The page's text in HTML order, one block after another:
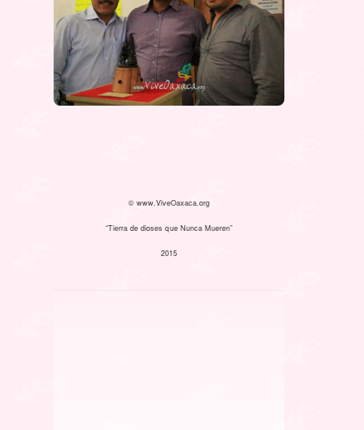
© www.ViveOaxaca.org
“Tierra de dioses que Nunca Mueren”
2015